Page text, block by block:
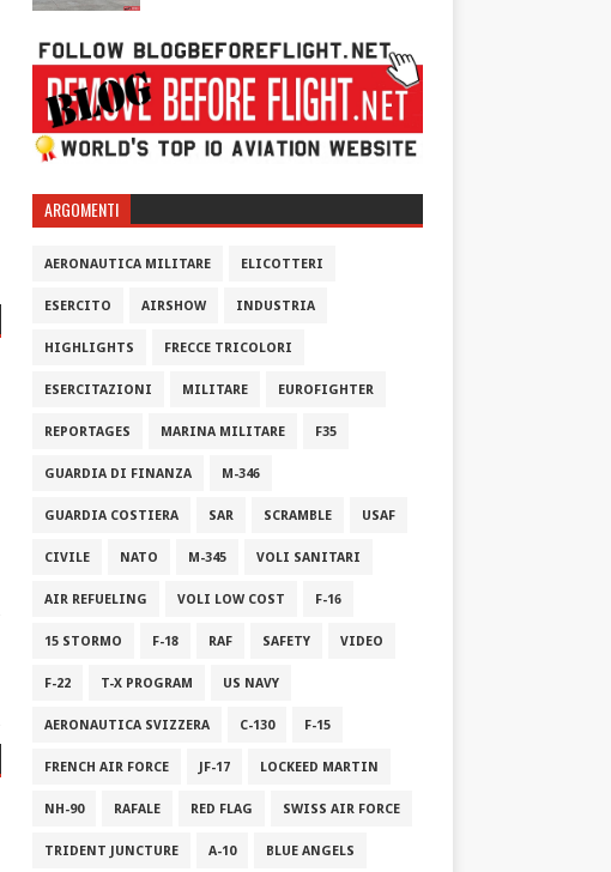
ARGOMENTI
AERONAUTICA MILITARE ELICOTTERI
ESERCITO AIRSHOW INDUSTRIA
HIGHLIGHTS FRECCE TRICOLORI
ESERCITAZIONI MILITARE EUROFIGHTER
REPORTAGES MARINA MILITARE F35
GUARDIA DI FINANZA M-346
GUARDIA COSTIERA SAR SCRAMBLE USAF
CIVILE NATO M-345 VOLI SANITARI
AIR REFUELING VOLI LOW COST F-16
15 STORMO F-18 RAF SAFETY VIDEO
F-22 T-X PROGRAM US NAVY
AERONAUTICA SVIZZERA C-130 F-15
FRENCH AIR FORCE JF-17 LOCKEED MARTIN
NH-90 RAFALE RED FLAG SWISS AIR FORCE
TRIDENT JUNCTURE A-10 BLUE ANGELS